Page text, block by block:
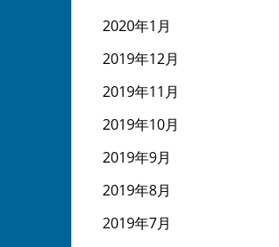
2020年1月
2019年12月
2019年11月
2019年10月
2019年9月
2019年8月
2019年7月